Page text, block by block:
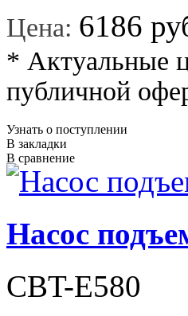
Цена: 6186
* Актуальные
публичной
Узнать о поступлении
В закладки
В сравнение
Насос
CBT-E580